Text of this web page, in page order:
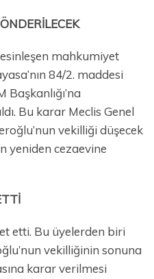
mahkumiyet
84/2. maddesi
Bu karar Meclis Genel
vekilliği düşecek
yeniden cezaevine
etti. Bu üyelerden biri
vekilliğinin sonuna
karar verilmesi